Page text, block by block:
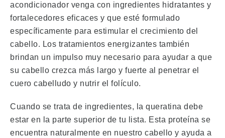
acondicionador venga con ingredientes hidratantes y
fortalecedores eficaces y que esté formulado
específicamente para estimular el crecimiento del
cabello. Los tratamientos energizantes también
brindan un impulso muy necesario para ayudar a que
su cabello crezca más largo y fuerte al penetrar el
cuero cabelludo y nutrir el folículo.
Cuando se trata de ingredientes, la queratina debe
estar en la parte superior de tu lista. Esta proteína se
encuentra naturalmente en nuestro cabello y ayuda a